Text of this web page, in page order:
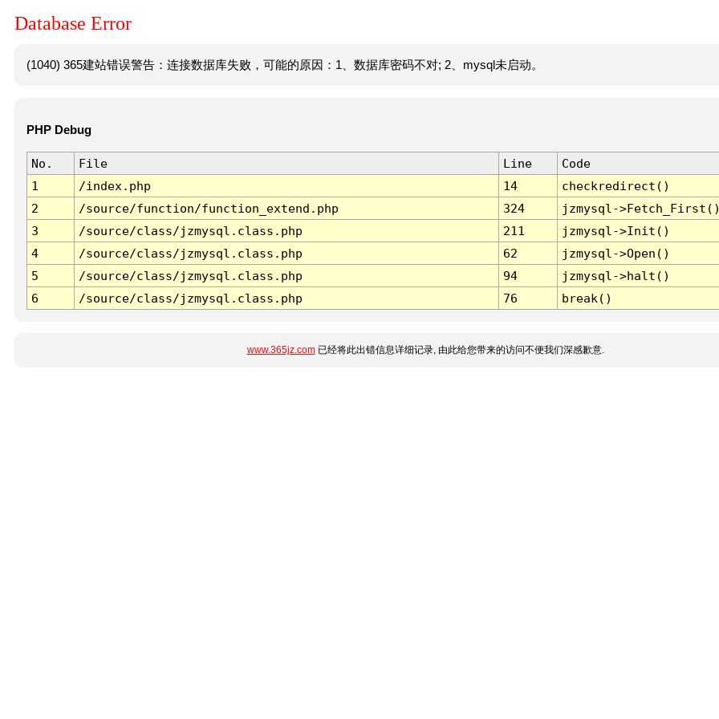
Database Error
(1040) 365建站错误警告：连接数据库失败，可能的原因：1、数据库密码不对; 2、mysql未启动。
PHP Debug
No. File Line
Code
1
/index.php 14
checkredirect()
2
/source/function/function_extend.php 324
jzmysql-
3
/source/class/jzmysql.class.php 211
jzmysql->Init()
4
/source/class/jzmysql.class.php 62
jzmysql->Open()
5
/source/class/jzmysql.class.php 94
jzmysql->halt()
6
/source/class/jzmysql.class.php 76 break()
www.365jz.com已经将此出错信息详细记录, 由此给您带来的访问不便我们深感歉意.